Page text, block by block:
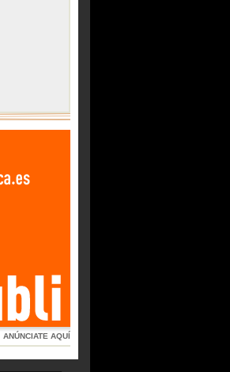
ANÚNCIATE AQUÍ